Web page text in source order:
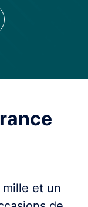
mille et un